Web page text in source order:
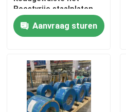
Contacteer ons
304 roestvrij staalstroken
316l roestvrij staalstroken
Roestvrije staalplaten
0.25MM * 22MM
Aanvraag sturen